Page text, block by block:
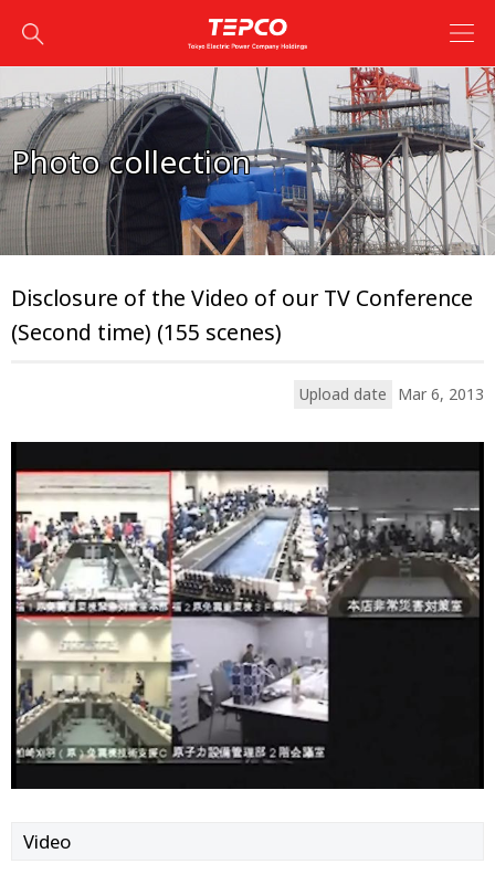
Photo collection
Disclosure of the Video of our TV Conference
(Second time) (155 scenes)
Upload date Mar 6, 2013
Video